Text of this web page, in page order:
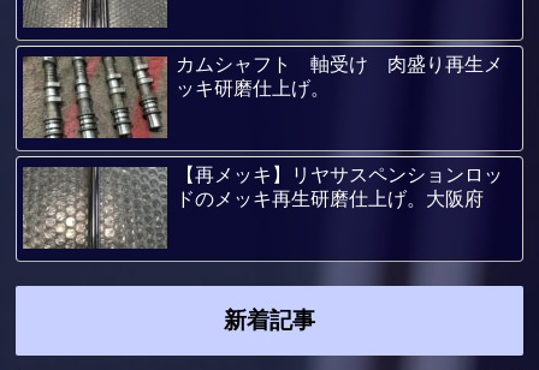
カムシャフト 軸受け 肉盛り再生メ
ッキ研磨仕上げ。
【再メッキ】リヤサスペンションロッ
ドのメッキ再生研磨仕上げ。大阪府
新着記事